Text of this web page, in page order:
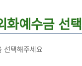
화예수금 선택
선택해주세요